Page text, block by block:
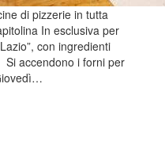
di pizzerie in tutta
In esclusiva per
con ingredienti
accendono i forni per